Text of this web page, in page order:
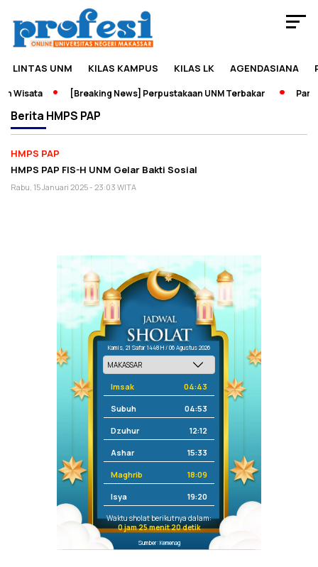
LINTAS UNM KILAS KAMPUS KILAS LK AGENDASIANA
Wisata [Breaking News] Perpustakaan UNM Terbakar
Berita HMPS PAP
HMPS PAP
HMPS PAP FIS-H UNM Gelar Bakti Sosial
Rabu, 15 Januari 2025 - 23:03 WITA
Kamis, 21 Safar 1448 H / 06 Agustus 2026
Imsak 04:43
Subuh 04:53
Dzuhur 12:12
Ashar 15:33
Maghrib 18:09
Isya 19:20
Waktu sholat berikutnya dalam:
0 jam 25 menit 20 detik
Sumber: Kemenag